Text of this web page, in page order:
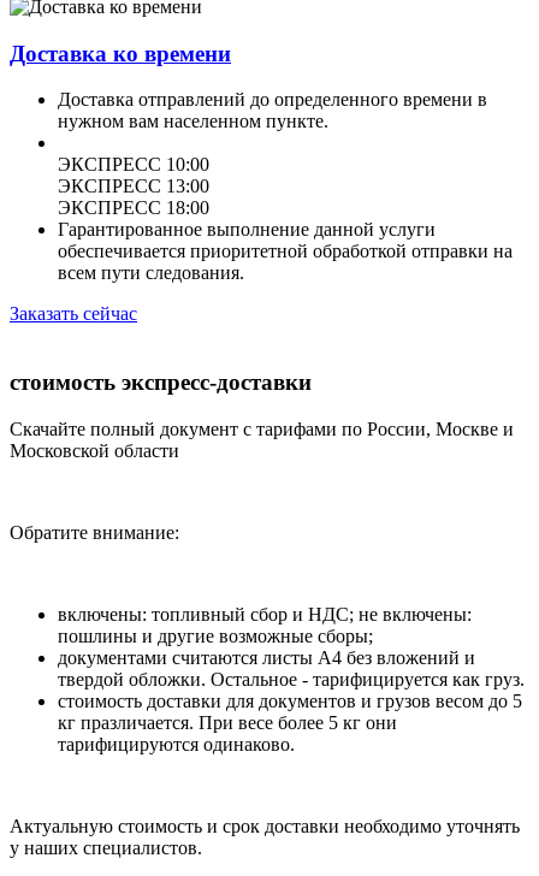
Доставка ко времени
Доставка отправлений до определенного времени в
нужном вам населенном пункте.
ЭКСПРЕСС 10:00
ЭКСПРЕСС 13:00
ЭКСПРЕСС 18:00
Гарантированное выполнение данной услуги
обеспечивается приоритетной обработкой отправки на
всем пути следования.
Заказать сейчас
стоимость экспресс-доставки
Скачайте полный документ с тарифами по России, Москве и
Московской области
Обратите внимание:
включены: топливный сбор и НДС; не включены:
пошлины и другие возможные сборы;
документами считаются листы А4 без вложений и
твердой обложки. Остальное - тарифицируется как груз.
стоимость доставки для документов и грузов весом до 5
кг празличается. При весе более 5 кг они
тарифицируются одинаково.
Актуальную стоимость и срок доставки необходимо уточнять
у наших специалистов.